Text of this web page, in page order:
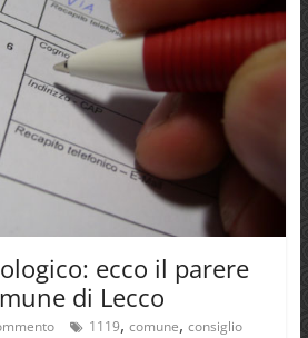
ecco il parere
di Lecco
1119, comune, consiglio